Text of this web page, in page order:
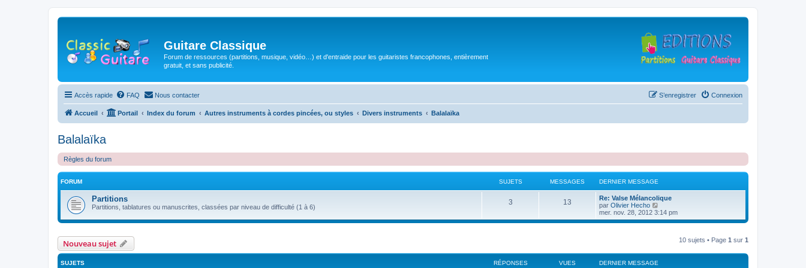
Guitare Classique
Forum de ressources (partitions, musique, vidéo…) et d'entraide pour les guitaristes francophones, entièrement
gratuit, et sans publicité.
Accès rapide FAQ Nous contacter Connexion
S’enregistrer
Accueil Portail Index du forum Autres instruments à cordes pincées, ou styles Divers instruments Balalaïka
Balalaïka
Règles du forum
FORUM SUJETS MESSAGES DERNIER MESSAGE
Partitions
Partitions, tablatures ou manuscrites, classées par niveau de difficulté (1 à 6)
3S
t
13
a
D
e
r
n
e
s
Re: Valse Mélancolique
par Olivier Hecho
o
i
e
mer. nov. 28, 2012 3:14 pm
Nouveau sujet 10 sujets • Page 1 sur 1
SUJETS RÉPONSES VUES DERNIER MESSAGE